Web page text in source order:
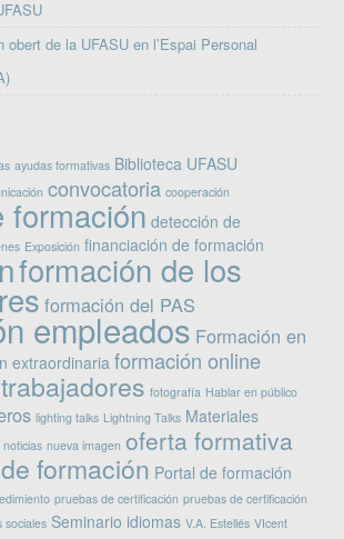
de la UFASU en l’Espai Personal
ayudas formativas Biblioteca UFASU
convocatoria cooperación
formación detección de
Exposición financiación de formación
formación de los
formación del PAS
empleados Formación en
extraordinaria formación online
fotografía Hablar en público
lighting talks Lightning Talks Materiales
noticias nueva imagen oferta formativa
formación Portal de formación
pruebas de certificación pruebas de certificación
sociales Seminario idiomas V.A. Estellés VIcent